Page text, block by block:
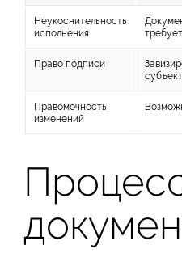
Неукоснительность
исполнения
Право подписи
Правомочность
изменений